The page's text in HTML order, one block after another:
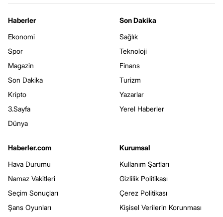
Haberler
Ekonomi
Spor
Magazin
Son Dakika
Kripto
3.Sayfa
Dünya
Son Dakika
Sağlık
Teknoloji
Finans
Turizm
Yazarlar
Yerel Haberler
Haberler.com
Hava Durumu
Namaz Vakitleri
Seçim Sonuçları
Şans Oyunları
Kurumsal
Kullanım Şartları
Gizlilik Politikası
Çerez Politikası
Kişisel Verilerin Korunması